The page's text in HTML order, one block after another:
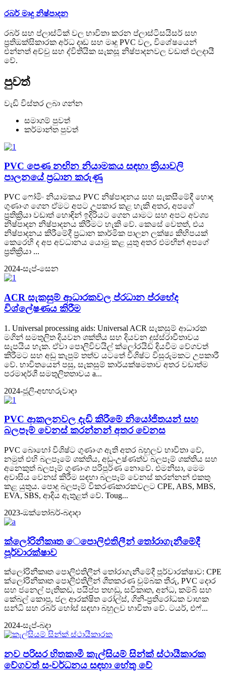
රබර් මෘදු නිෂ්පාදන
රබර් සහ ප්ලාස්ටික් වල භාවිතා කරන ප්ලාස්ටිසයිසර් සහ
ප්‍රතිඔක්සිකාරක අර්ධ දෘඩ සහ මෘදු PVC වල, විශේෂයෙන්
එන්නත් අච්චු සහ ද්විතියික සැකසූ නිෂ්පාදනවල වඩාත් ඵලදායී
වේ.
පුවත්
වැඩි විස්තර ලබා ගන්න
සමාගම් පුවත්
කර්මාන්ත පුවත්
PVC පෙණ නඟින නියාමකය සඳහා ක්‍රියාවලි
පාලනයේ ප්‍රධාන කරුණු
PVC ෆෝමිං නියාමකය PVC නිෂ්පාදනය සහ සැකසීමේදී හොඳ
ගුණාංග ගෙන ඒමට අපට උපකාර කළ හැකි අතර, අපගේ
ප්‍රතික්‍රියා වඩාත් හොඳින් ඉදිරියට ගෙන යාමට සහ අපට අවශ්‍ය
නිෂ්පාදන නිෂ්පාදනය කිරීමට හැකි වේ. කෙසේ වෙතත්, එය
නිෂ්පාදනය කිරීමේදී ප්‍රධාන කාර්මික පාලන ලක්ෂ්‍ය කිහිපයක්
කෙරෙහි ද අප අවධානය යොමු කළ යුතු අතර එමඟින් අපගේ
ප්‍රතික්‍රියා ...
2024-සැප්-සෙන
ACR සැකසුම් ආධාරකවල ප්රධාන ප්රභේද
විශ්ලේෂණය කිරීම
1. Universal processing aids: Universal ACR සැකසුම් ආධාරක
මගින් සමතුලිත දියවන ශක්තිය සහ දියවන දුස්ස්රාවීතාවය
සැපයිය හැක. ඒවා පොලිවිවයිල් ක්ලෝරයිඩ් දියවීම වේගවත්
කිරීමට සහ අඩු කැපුම් තත්ව යටතේ විශිෂ්ට විසුරුමකට උපකාරී
වේ. භාවිතයෙන් පසු, සැකසුම් කාර්යක්ෂමතාව අතර වඩාත්ම
පරමාදර්ශී සමතුලිතතාවය a...
2024-ජූලි-අඟහරුවාදා
PVC ආකලනවල දැඩි කිරීමේ නියෝජිතයන් සහ
බලපෑම් වෙනස් කරන්නන් අතර වෙනස
PVC බොහෝ විශිෂ්ට ගුණාංග ඇති අතර බහුලව භාවිතා වේ,
නමුත් එහි බලපෑමේ ශක්තිය, අඩු-උෂ්ණත්ව බලපෑම් ශක්තිය සහ
අනෙකුත් බලපෑම් ගුණාංග පරිපූර්ණ නොවේ. එමනිසා, මෙම
අවාසිය වෙනස් කිරීම සඳහා බලපෑම් වෙනස් කරන්නන් එකතු
කළ යුතුය. පොදු බලපෑම් විකරණකාරකවලට CPE, ABS, MBS,
EVA, SBS, ආදිය ඇතුළත් වේ. Toug...
2023-ඔක්තෝබර්-බදාදා
ක්ලෝරිනීකෘත ෙපොලිඑතිලීන් තෝරාගැනීමේදී
පූර්වාරක්ෂාව
ක්ලෝරිනීකෘත පොලිඑතිලීන් තෝරාගැනීමේදී පූර්වාරක්ෂාව: CPE
ක්ලෝරිනීකෘත පොලිඑතිලීන් ශීතකරණ චුම්බක තීරු, PVC දොර
සහ ජනෙල් පැතිකඩ, පයිප්ප තහඩු, සවිකෘත, අන්ධ, කම්බි සහ
කේබල් කොපු, ජල ආරක්ෂිත රෝල්ස්, ගිනි-ප්‍රතිරෝධක වාහක
සන්ධි සහ රබර් හෝස් සඳහා බහුලව භාවිතා වේ. ටයර්, එෆ්...
2024-සැප්-බදා
නව පරිසර හිතකාමී කැල්සියම් සින්ක් ස්ථායීකාරක
වේගවත් සංවර්ධනය සඳහා හේතු වේ